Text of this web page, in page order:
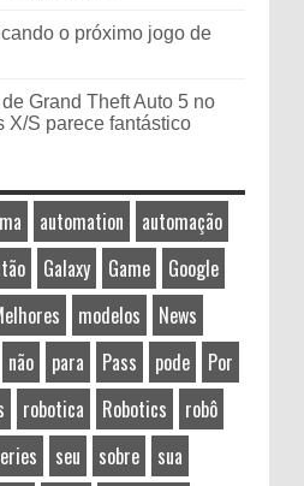
o próximo jogo de
Grand Theft Auto 5 no
X/S parece fantástico
automation
automação
Galaxy Game
Google
modelos
News
não para Pass pode
Por
robotica Robotics
robô
seu sobre
sua